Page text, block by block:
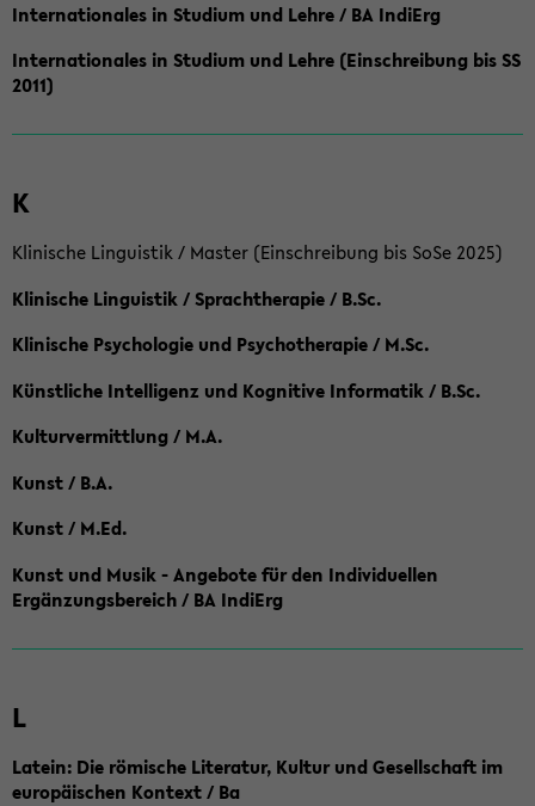
Internationales in Studium und Lehre / BA IndiErg
Internationales in Studium und Lehre (Einschreibung bis SS
2011)
K
Klinische Linguistik / Master (Einschreibung bis SoSe 2025)
Klinische Linguistik / Sprachtherapie / B.Sc.
Klinische Psychologie und Psychotherapie / M.Sc.
Künstliche Intelligenz und Kognitive Informatik / B.Sc.
Kulturvermittlung / M.A.
Kunst / B.A.
Kunst / M.Ed.
Kunst und Musik - Angebote für den Individuellen
Ergänzungsbereich / BA IndiErg
L
Latein: Die römische Literatur, Kultur und Gesellschaft im
europäischen Kontext / Ba